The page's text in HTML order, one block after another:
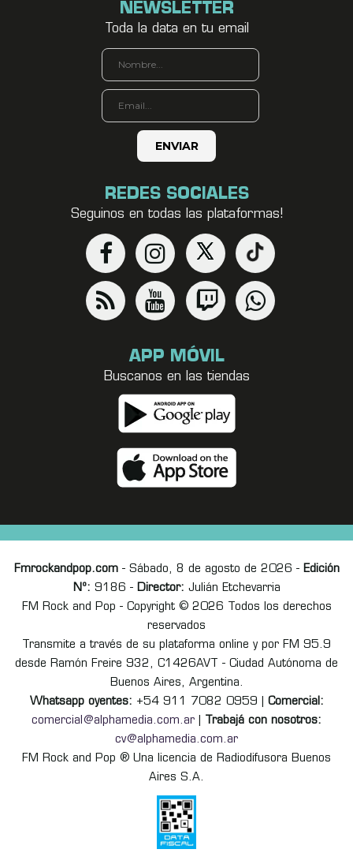
NEWSLETTER
Toda la data en tu email
REDES SOCIALES
Seguinos en todas las plataformas!
APP MÓVIL
Buscanos en las tiendas
Fmrockandpop.com- Sábado, 8 de agosto de 2026 - Edición
Nº: 9186 - Director: Julián Etchevarria
FM Rock and Pop - Copyright © 2026 Todos los derechos
reservados
Transmite a través de su plataforma online y por FM 95.9
desde Ramón Freire 932, C1426AVT - Ciudad Autónoma de
Buenos Aires, Argentina.
Whatsapp oyentes: +54 911 7082 0959 | Comercial:
comercial@alphamedia.com.ar
Trabajá con nosotros:
cv@alphamedia.com.ar
FM Rock and Pop ® Una licencia de Radiodifusora Buenos
Aires S.A.